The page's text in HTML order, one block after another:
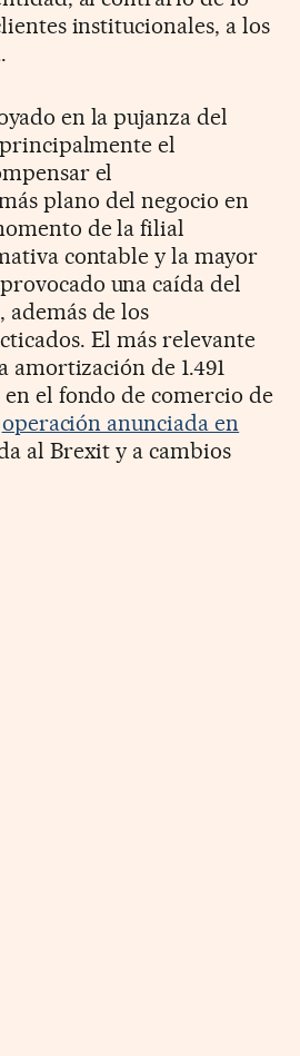
institucionales, a los
en la pujanza del
el
el
plano del negocio en
de la filial
contable y la mayor
una caída del
además de los
El más relevante
amortización de 1.491
el fondo de comercio de
operación anunciada en
al Brexit y a cambios